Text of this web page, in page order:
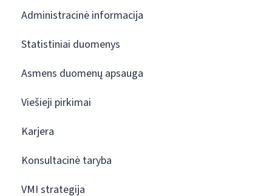
Administracinė informacija
Statistiniai duomenys
Asmens duomenų apsauga
Viešieji pirkimai
Karjera
Konsultacinė taryba
VMI strategija